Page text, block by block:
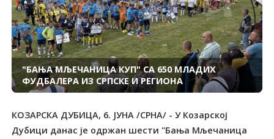
"БАЊА МЉЕЧАНИЦА КУП" СА 650 МЛАДИХ
ФУДБАЛЕРА ИЗ СРПСКЕ И РЕГИОНА
КОЗАРСКА ДУБИЦА, 6. ЈУНА /СРНА/ - У Козарској
Дубици данас је одржан шести "Бања Мљечаницa